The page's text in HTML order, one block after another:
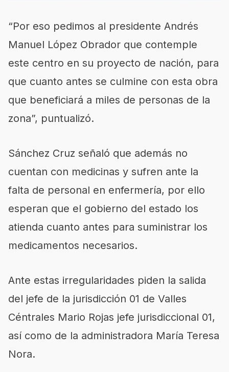
“Por eso pedimos al presidente Andrés
Manuel López Obrador que contemple
este centro en su proyecto de nación, para
que cuanto antes se culmine con esta obra
que beneficiará a miles de personas de la
zona”, puntualizó.
Sánchez Cruz señaló que además no
cuentan con medicinas y sufren ante la
falta de personal en enfermería, por ello
esperan que el gobierno del estado los
atienda cuanto antes para suministrar los
medicamentos necesarios.
Ante estas irregularidades piden la salida
del jefe de la jurisdicción 01 de Valles
Céntrales Mario Rojas jefe jurisdiccional 01,
así como de la administradora María Teresa
Nora.